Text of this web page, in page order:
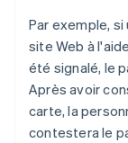
Par exemple,
site Web à
été signalé, le
Après avoir
carte, la
contestera le